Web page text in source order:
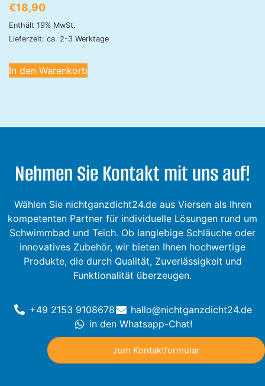
€18,90
Enthält 19% MwSt.
Lieferzeit: ca. 2-3 Werktage
In den Warenkorb
Nehmen Sie Kontakt mit uns auf!
Wählen Sie nichtganzdicht24.de aus Viersen als Ihren
kompetenten Partner für individuelle Lösungen rund um
Schwimmbad und Teich. Ob langlebige Schläuche oder
innovatives Zubehör, wir bieten Ihnen hochwertige
Produkte, die durch Qualität, Zuverlässigkeit und
Funktionalität überzeugen.
+49 2153 9108678
hallo@nichtganzdicht24.de
in den Whatsapp-Chat!
zum Kontaktformular